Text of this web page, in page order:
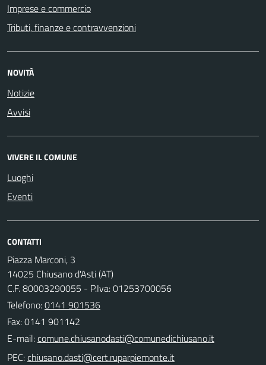
Imprese e commercio
Tributi, finanze e contravvenzioni
NOVITÀ
Notizie
Avvisi
VIVERE IL COMUNE
Luoghi
Eventi
CONTATTI
Piazza Marconi, 3
14025 Chiusano d'Asti (AT)
C.F. 80003290055 - P.Iva: 01253700056
Telefono:0141 901536
Fax: 0141 901142
E-mail:
PEC: